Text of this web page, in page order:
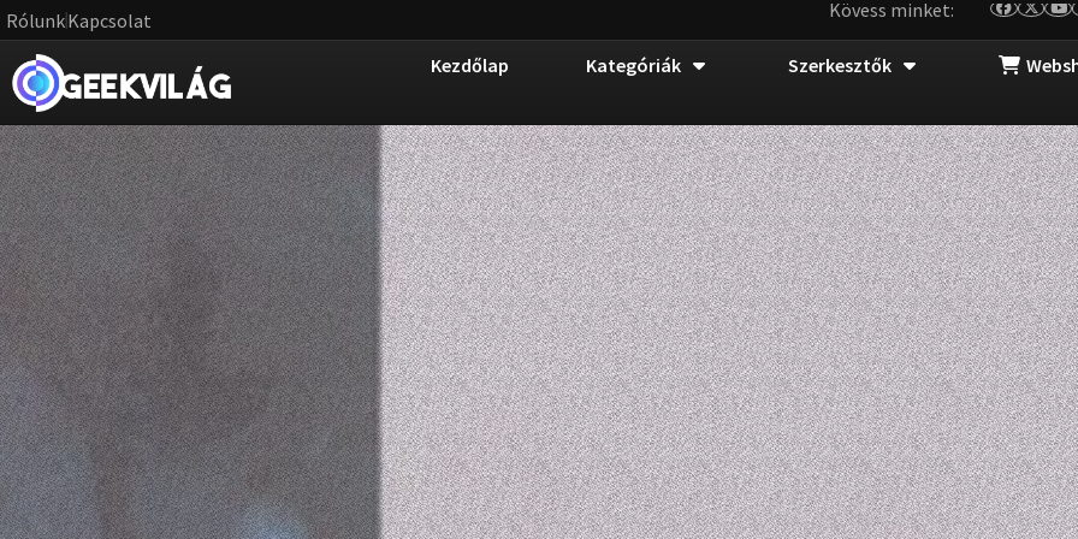
RólunkKapcsolat Kövess minket:
Kezdőlap Kategóriák Szerkesztők